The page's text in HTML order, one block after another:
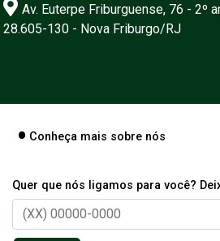
Av. Euterpe Friburguense, 76 - 2º
28.605-130 - Nova Friburgo/RJ
Conheça mais sobre nós
Quer que nós ligamos para você?